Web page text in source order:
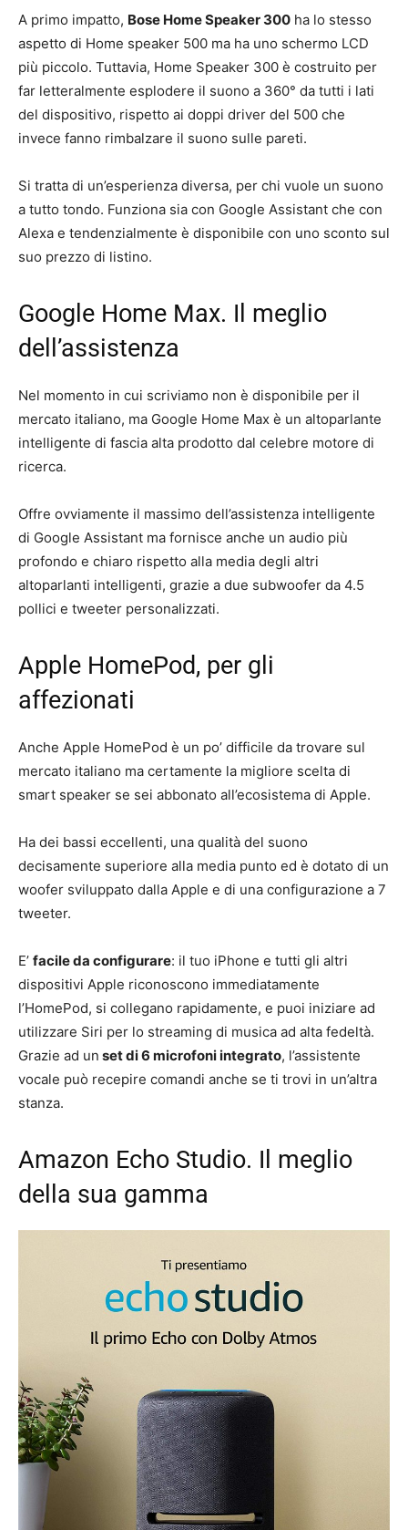
A primo impatto, Bose Home Speaker 300 ha lo stesso
aspetto di Home speaker 500 ma ha uno schermo LCD
più piccolo. Tuttavia, Home Speaker 300 è costruito per
far letteralmente esplodere il suono a 360° da tutti i lati
del dispositivo, rispetto ai doppi driver del 500 che
invece fanno rimbalzare il suono sulle pareti.
Si tratta di un’esperienza diversa, per chi vuole un suono
a tutto tondo. Funziona sia con Google Assistant che con
Alexa e tendenzialmente è disponibile con uno sconto sul
suo prezzo di listino.
Google Home Max. Il meglio
dell’assistenza
Nel momento in cui scriviamo non è disponibile per il
mercato italiano, ma Google Home Max è un altoparlante
intelligente di fascia alta prodotto dal celebre motore di
ricerca.
Offre ovviamente il massimo dell’assistenza intelligente
di Google Assistant ma fornisce anche un audio più
profondo e chiaro rispetto alla media degli altri
altoparlanti intelligenti, grazie a due subwoofer da 4.5
pollici e tweeter personalizzati.
Apple HomePod, per gli
affezionati
Anche Apple HomePod è un po’ difficile da trovare sul
mercato italiano ma certamente la migliore scelta di
smart speaker se sei abbonato all’ecosistema di Apple.
Ha dei bassi eccellenti, una qualità del suono
decisamente superiore alla media punto ed è dotato di un
woofer sviluppato dalla Apple e di una configurazione a 7
tweeter.
E’ facile da configurare: il tuo iPhone e tutti gli altri
dispositivi Apple riconoscono immediatamente
l’HomePod, si collegano rapidamente, e puoi iniziare ad
utilizzare Siri per lo streaming di musica ad alta fedeltà.
Grazie ad un set di 6 microfoni integrato, l’assistente
vocale può recepire comandi anche se ti trovi in un’altra
stanza.
Amazon Echo Studio. Il meglio
della sua gamma